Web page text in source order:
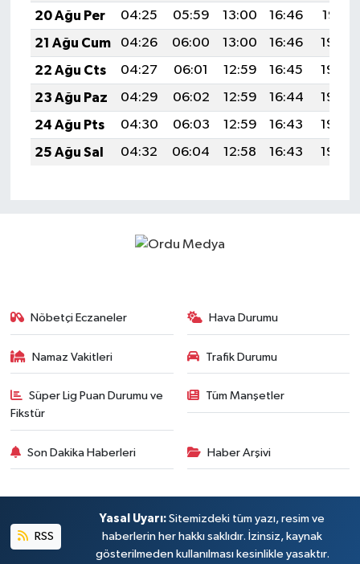
20 Ağu Per
04:25 05:59 13:00 16:46
19:51
21 Ağu Cum
04:26 06:00 13:00 16:46
19:49
22 Ağu Cts
04:27 06:01 12:59 16:45
19:48
23 Ağu Paz
04:29 06:02 12:59 16:44
19:46
24 Ağu Pts
04:30 06:03 12:59 16:43
19:45
25 Ağu Sal
04:32 06:04 12:58 16:43 19:43
Nöbetçi Eczaneler Hava Durumu
Namaz Vakitleri Trafik Durumu
Süper Lig Puan Durumu ve
Fikstür
Tüm Manşetler
Son Dakika Haberleri Haber Arşivi
RSS
Yasal Uyarı: Sitemizdeki tüm yazı, resim ve
haberlerin her hakkı saklıdır. İzinsiz, kaynak
gösterilmeden kullanılması kesinlikle yasaktır.